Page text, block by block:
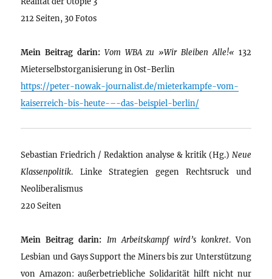
212 Seiten, 30 Fotos
Mein Beitrag darin: Vom WBA zu »Wir Bleiben Alle!« 132
Mieterselbstorganisierung in Ost-Berlin
https://peter-nowak-journalist.de/mieterkampfe-vom-
kaiserreich-bis-heute-–-das-beispiel-berlin/
Sebastian Friedrich / Redaktion analyse & kritik (Hg.) Neue
Klassenpolitik. Linke Strategien gegen Rechtsruck und
Neoliberalismus
220 Seiten
Mein Beitrag darin: Im Arbeitskampf wird’s konkret. Von
Lesbian und Gays Support the Miners bis zur Unterstützung
von Amazon: außerbetriebliche Solidarität hilft nicht nur